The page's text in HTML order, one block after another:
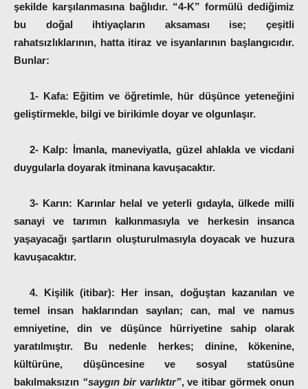
şekilde karşılanmasına bağlıdır. “4-K” formülü dediğimiz
bu doğal ihtiyaçların aksaması ise; çeşitli
rahatsızlıklarının, hatta itiraz ve isyanlarının başlangıcıdır.
Bunlar:
1- Kafa: Eğitim ve öğretimle, hür düşünce yeteneğini
geliştirmekle, bilgi ve birikimle doyar ve olgunlaşır.
2- Kalp: İmanla, maneviyatla, güzel ahlakla ve vicdani
duygularla doyarak itminana kavuşacaktır.
3- Karın: Karınlar helal ve yeterli gıdayla, ülkede milli
sanayi ve tarımın kalkınmasıyla ve herkesin insanca
yaşayacağı şartların oluşturulmasıyla doyacak ve huzura
kavuşacaktır.
4. Kişilik (itibar):
Her insan, doğuştan kazanılan ve
temel insan haklarından sayılan; can, mal ve namus
emniyetine, din ve düşünce hürriyetine sahip olarak
yaratılmıştır. Bu nedenle herkes; dinine, kökenine,
kültürüne, düşüncesine ve sosyal statüsüne
bakılmaksızın “saygın bir varlıktır”, ve itibar görmek onun